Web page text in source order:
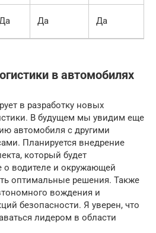
Да Да
в автомобилях
в разработку новых
В будущем мы увидим еще
автомобиля с другими
Планируется внедрение
который будет
о водителе и окружающей
оптимальные решения. Также
вождения и
безопасности. Я уверен, что
лидером в области